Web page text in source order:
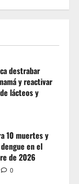
destrabar
y reactivar
lácteos y
10 muertes y
en el
de 2026
0